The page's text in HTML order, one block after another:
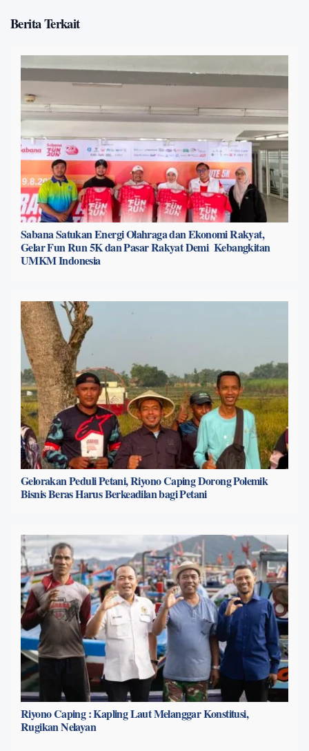
Berita Terkait
Sabana Satukan Energi Olahraga dan Ekonomi Rakyat,
Gelar Fun Run 5K dan Pasar Rakyat Demi Kebangkitan
UMKM Indonesia
Gelorakan Peduli Petani, Riyono Caping Dorong Polemik
Bisnis Beras Harus Berkeadilan bagi Petani
Riyono Caping : Kapling Laut Melanggar Konstitusi,
Rugikan Nelayan